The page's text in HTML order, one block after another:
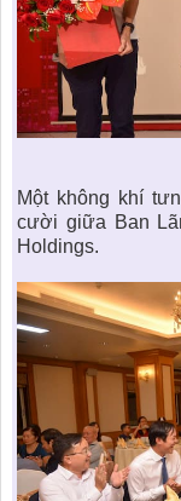
Một không khí
cười giữa Ban
Holdings.